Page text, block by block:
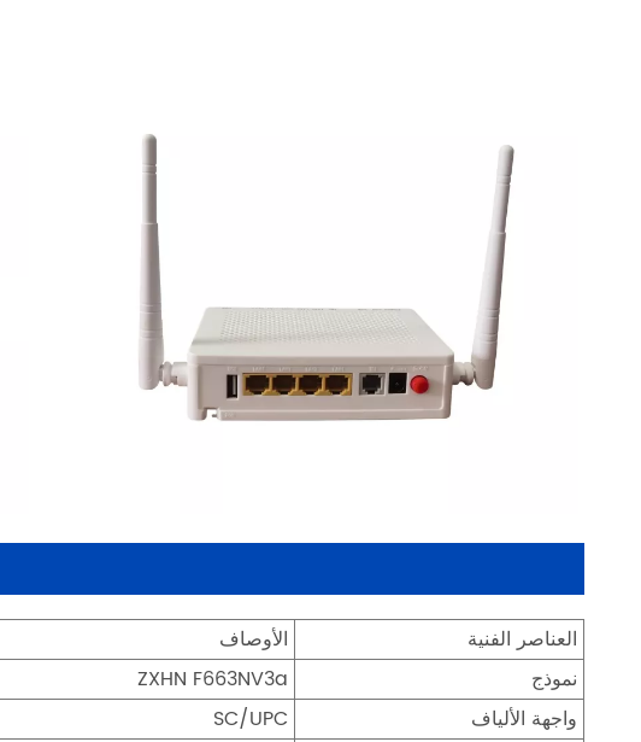
العناصر الفنية
الأوصاف
نموذج
ZXHN F663NV3a
واجهة الألياف
SC/UPC